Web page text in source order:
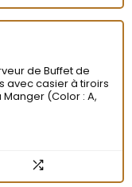
de Buffet de
avec casier à tiroirs
(Color : A,